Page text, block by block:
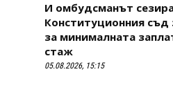
И омбудсманът
Конституционния съд
за минималната
стаж
05.08.2026, 15:15